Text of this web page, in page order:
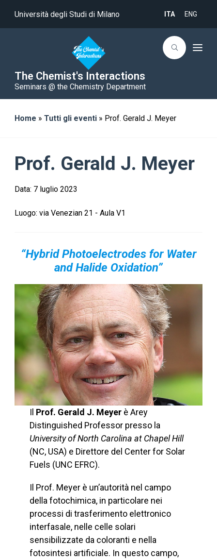
Università degli Studi di Milano ITA ENG
The Chemist's Interactions
Seminars @ the Chemistry Department
T
Home » Tutti gli eventi » Prof. Gerald J. Meyer
Prof. Gerald J. Meyer
Data: 7 luglio 2023
Luogo: via Venezian 21 - Aula V1
“Hybrid Photoelectrodes for Water
and Halide Oxidation”
Il Prof. Gerald J. Meyer è Arey
Distinguished Professor presso la
University of North Carolina at Chapel Hill
(NC, USA) e Direttore del Center for Solar
Fuels (UNC EFRC).
Il Prof. Meyer è un’autorità nel campo
della fotochimica, in particolare nei
processi di trasferimento elettronico
interfasale, nelle celle solari
sensibilizzate da coloranti e nella
fotosintesi artificiale. In questo campo,